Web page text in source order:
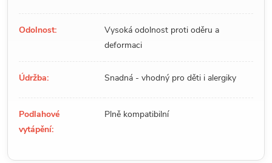
Odolnost:
Vysoká odolnost proti oděru a
deformaci
Údržba: Snadná - vhodný pro děti i alergiky
Podlahové
vytápění:
Plně kompatibilní